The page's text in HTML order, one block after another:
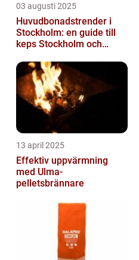
03 augusti 2025
Huvudbonadstrender i
Stockholm: en guide till
keps Stockholm och
13 april 2025
Effektiv uppvärmning
med Ulma-
pelletsbrännare